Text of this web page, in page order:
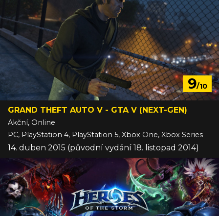
9/10
GRAND THEFT AUTO V - GTA V (NEXT-GEN)
Akční, Online
PC, PlayStation 4, PlayStation 5, Xbox One, Xbox Series
14. duben 2015 (původní vydání 18. listopad 2014)